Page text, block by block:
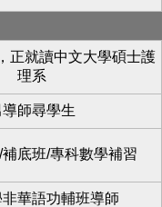
正就讀中文大學碩士護
理系
導師尋學生
底班/專科數學補習
華語功輔班導師